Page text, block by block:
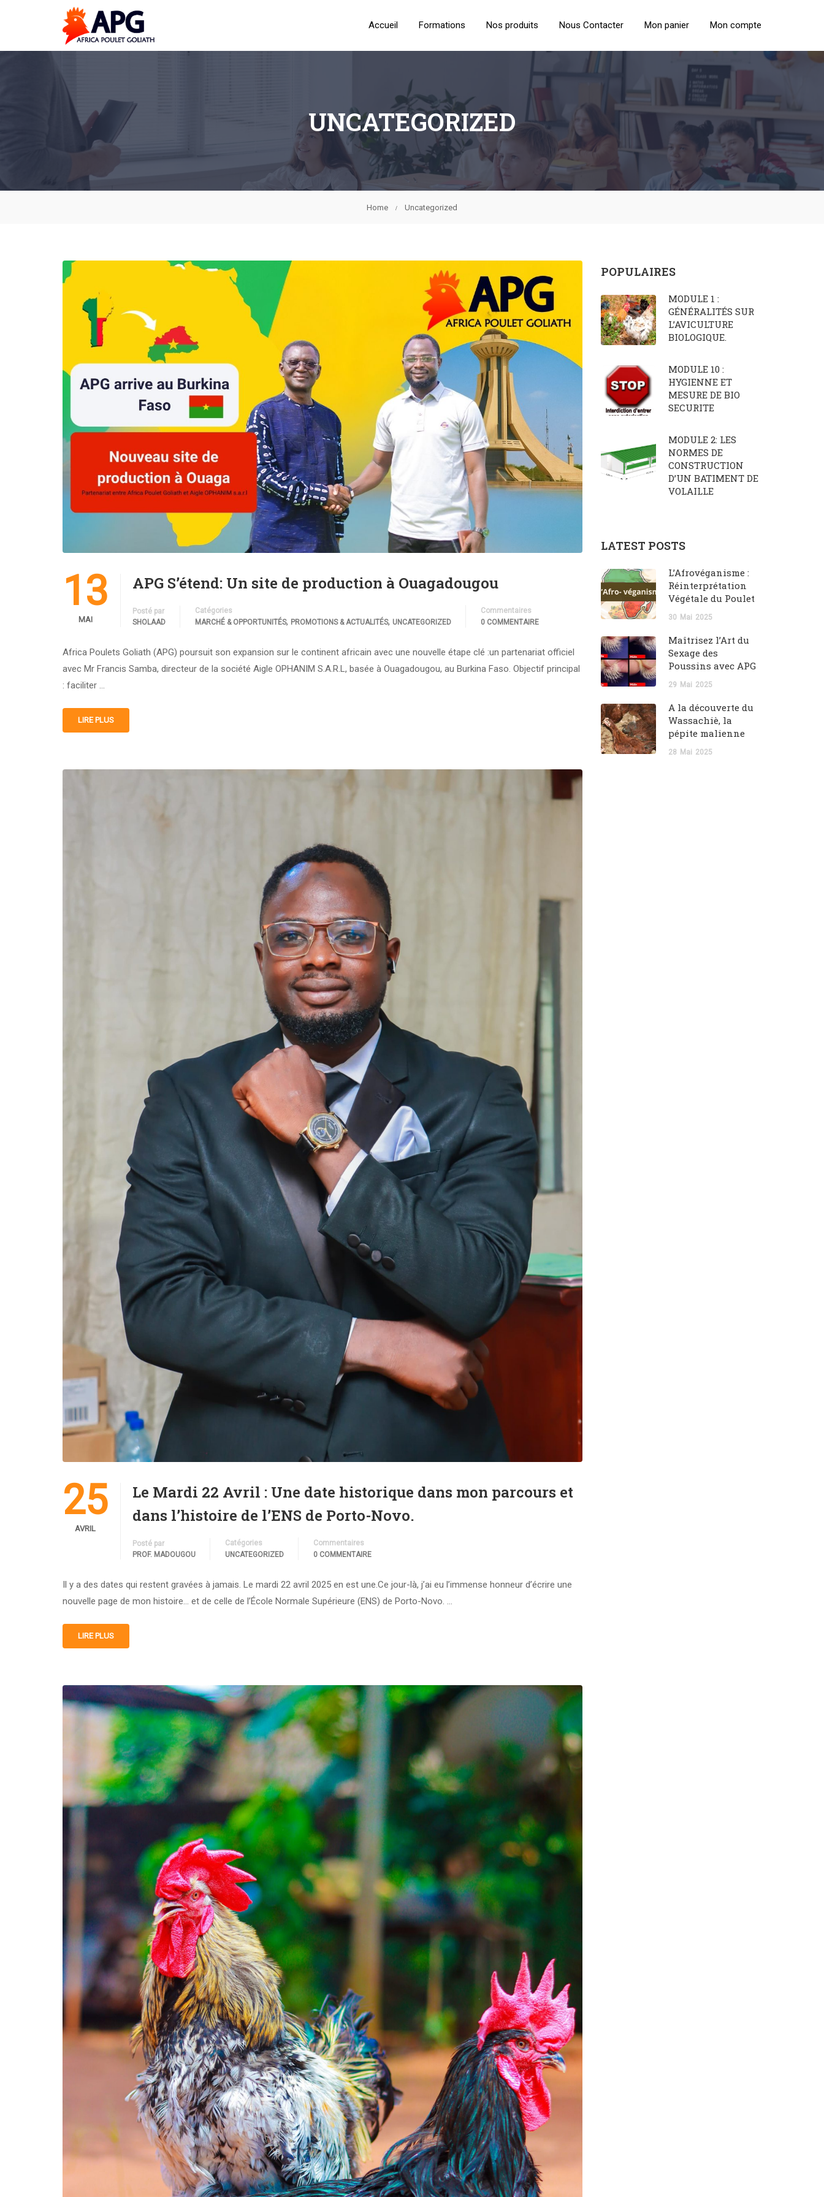
Accueil Formations Nos produits Nous Contacter Mon panier Mon compte
Home Uncategorized
UNCATEGORIZED
13
MAI
APG S’étend: Un site de production à Ouagadougou
Posté par
SHOLAAD
Catégories
MARCHÉ & OPPORTUNITÉS, PROMOTIONS & ACTUALITÉS, UNCATEGORIZED
Commentaires
0 COMMENTAIRE
Africa Poulets Goliath (APG) poursuit son expansion sur le continent africain avec une nouvelle étape clé :un partenariat officiel
avec Mr Francis Samba, directeur de la société Aigle OPHANIM S.A.R.L, basée à Ouagadougou, au Burkina Faso. Objectif principal
: faciliter …
LIRE PLUS
25
AVRIL
Le Mardi 22 Avril : Une date historique dans mon parcours et
dans l’histoire de l’ENS de Porto-Novo.
Posté par
PROF. MADOUGOU
Catégories
UNCATEGORIZED
Commentaires
0 COMMENTAIRE
Il y a des dates qui restent gravées à jamais. Le mardi 22 avril 2025 en est une.Ce jour-là, j’ai eu l’immense honneur d’écrire une
nouvelle page de mon histoire… et de celle de l’École Normale Supérieure (ENS) de Porto-Novo. …
LIRE PLUS
POPULAIRES
MODULE 1 :
GÉNÉRALITÉS SUR
L’AVICULTURE
BIOLOGIQUE.
MODULE 10 :
HYGIENNE ET
MESURE DE BIO
SECURITE
MODULE 2: LES
NORMES DE
CONSTRUCTION
D’UN BATIMENT DE
VOLAILLE
LATEST POSTS
L’Afrovéganisme :
Réinterprétation
Végétale du Poulet
30 Mai 2025
Maîtrisez l’Art du
Sexage des
Poussins avec APG
29 Mai 2025
A la découverte du
Wassachiè, la
pépite malienne
28 Mai 2025